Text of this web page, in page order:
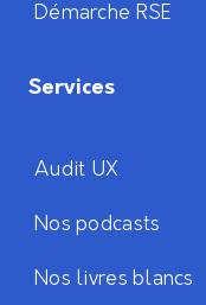
Démarche RSE
Services
Audit UX
Nos podcasts
Nos livres blancs